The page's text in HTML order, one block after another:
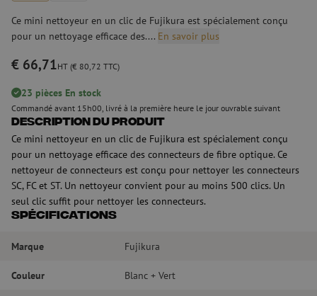
Ce mini nettoyeur en un clic de Fujikura est spécialement conçu
pour un nettoyage efficace des.... En savoir plus
€ 66,71HT (€ 80,72 TTC)
23 pièces En stock
Commandé avant 15h00, livré à la première heure le jour ouvrable suivant
Description du produit
Ce mini nettoyeur en un clic de Fujikura est spécialement conçu
pour un nettoyage efficace des connecteurs de fibre optique. Ce
nettoyeur de connecteurs est conçu pour nettoyer les connecteurs
SC, FC et ST. Un nettoyeur convient pour au moins 500 clics. Un
seul clic suffit pour nettoyer les connecteurs.
Spécifications
Marque Fujikura
Couleur Blanc + Vert